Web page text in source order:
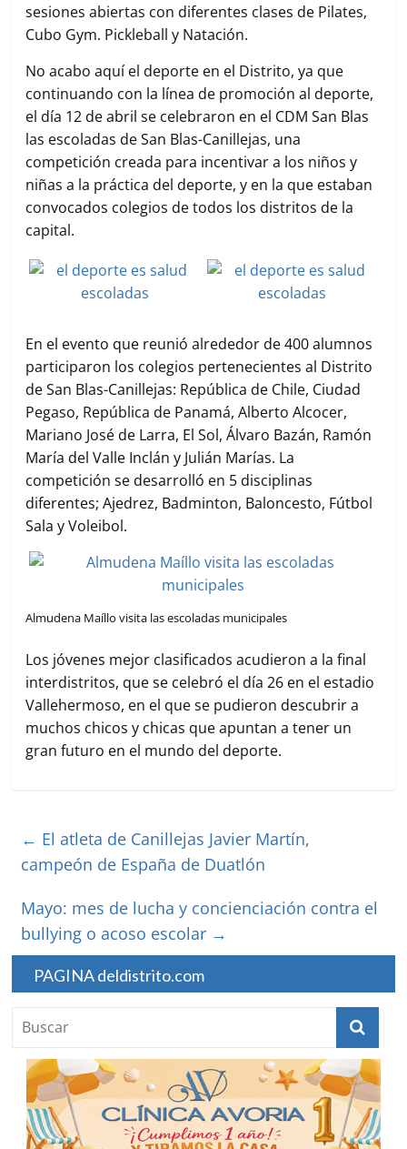
sesiones abiertas con diferentes clases de Pilates,
Cubo Gym. Pickleball y Natación.
No acabo aquí el deporte en el Distrito, ya que
continuando con la línea de promoción al deporte,
el día 12 de abril se celebraron en el CDM San Blas
las escoladas de San Blas-Canillejas, una
competición creada para incentivar a los niños y
niñas a la práctica del deporte, y en la que estaban
convocados colegios de todos los distritos de la
capital.
En el evento que reunió alrededor de 400 alumnos
participaron los colegios pertenecientes al Distrito
de San Blas-Canillejas: República de Chile, Ciudad
Pegaso, República de Panamá, Alberto Alcocer,
Mariano José de Larra, El Sol, Álvaro Bazán, Ramón
María del Valle Inclán y Julián Marías. La
competición se desarrolló en 5 disciplinas
diferentes; Ajedrez, Badminton, Baloncesto, Fútbol
Sala y Voleibol.
Almudena Maíllo visita las escoladas municipales
Los jóvenes mejor clasificados acudieron a la final
interdistritos, que se celebró el día 26 en el estadio
Vallehermoso, en el que se pudieron descubrir a
muchos chicos y chicas que apuntan a tener un
gran futuro en el mundo del deporte.
← El atleta de Canillejas Javier Martín,
campeón de España de Duatlón
Mayo: mes de lucha y concienciación contra el
bullying o acoso escolar →
PAGINA deldistrito.com